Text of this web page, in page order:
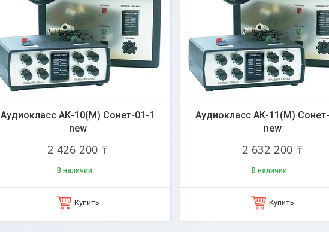
Аудиокласс АК-10(М) Сонет-01-1
new
2 426 200 ₸
В наличии
Купить
Аудиокласс АК-11(М)
new
2 632 200 ₸
В наличии
Купить